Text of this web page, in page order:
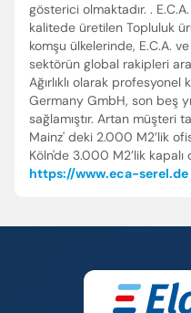
gösterici olmaktadır. .
kalitede üretilen Topluluk
komşu ülkelerinde, E.C.A. ve
sektörün global rakipleri
Ağırlıklı olarak
Germany GmbH, son beş
sağlamıştır. Artan müşteri
Mainz' deki 2.000 M2’lik
Köln'de 3.000 M2’lik kapalı
https://www.eca-serel.de